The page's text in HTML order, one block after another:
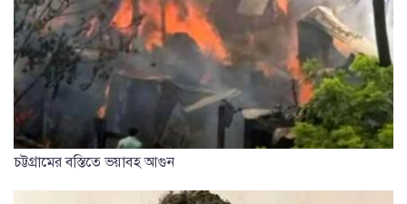
চট্টগ্রামের বস্তিতে ভয়াবহ আগুন